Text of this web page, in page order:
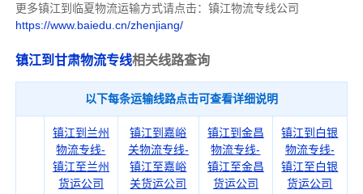
更多镇江到临夏物流运输方式请点击：镇江物流专线公司
https://www.baiedu.cn/zhenjiang/
镇江到甘肃物流专线相关线路查询
以下每条运输线路点击可查看详细说明
镇江到兰州
物流专线-
镇江至兰州
货运公司
镇江到嘉峪
关物流专线-
镇江至嘉峪
关货运公司
镇江到金昌
物流专线-
镇江至金昌
货运公司
镇江到白银
物流专线-
镇江至白银
货运公司